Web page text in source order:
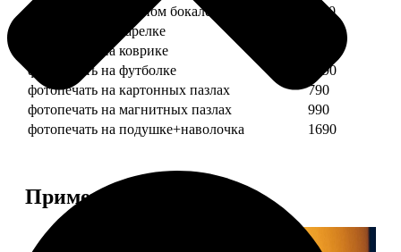
фотопечать на пивном бокале
1190
фотопечать на тарелке
фотопечать на коврике
фотопечать на футболке
1490
фотопечать на картонных пазлах
790
фотопечать на магнитных пазлах
990
фотопечать на подушке+наволочка
1690
Примеры работ